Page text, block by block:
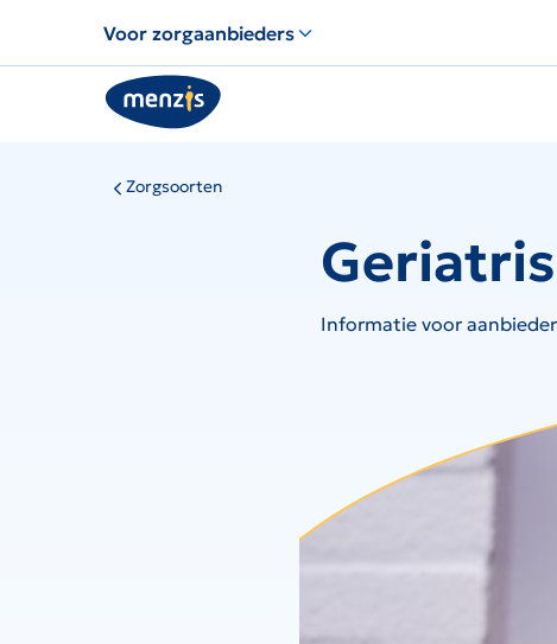
Voor zorgaanbieders
Zorgsoorten
Informatie voor